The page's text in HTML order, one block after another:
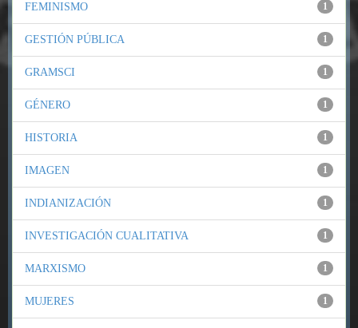
1
FEMINISMO
1
GESTIÓN PÚBLICA
1
GRAMSCI
1
GÉNERO
1
HISTORIA
1
IMAGEN
1
INDIANIZACIÓN
1
INVESTIGACIÓN CUALITATIVA
1
MARXISMO
1
MUJERES